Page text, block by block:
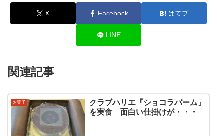
X Facebook はてブ
LINE
関連記事
お菓子
クラブハリエ『ショコラバーム』
を実食 面白い仕掛けが・・・